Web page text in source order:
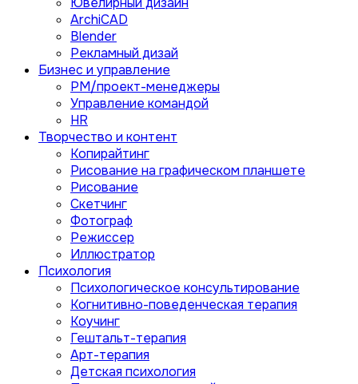
ArchiCAD
Blender
Рекламный дизай
Бизнес и управление
PM/проект-менеджеры
Управление командой
HR
Творчество и контент
Копирайтинг
Рисование на графическом планшете
Рисование
Скетчинг
Фотограф
Режиссер
Иллюстратор
Психология
Психологическое консультирование
Когнитивно-поведенческая терапия
Коучинг
Гештальт-терапия
Арт-терапия
Детская психология